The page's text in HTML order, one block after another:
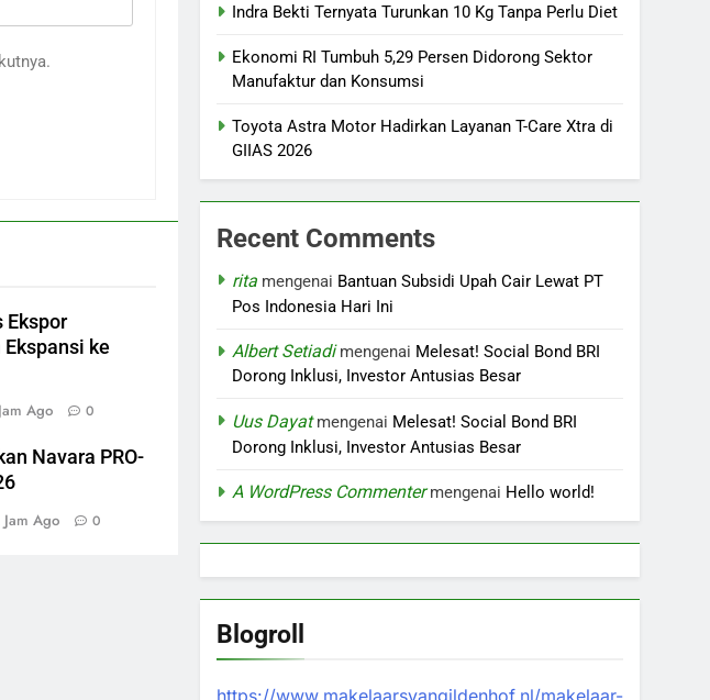
Ekspor
ke
Ago 0
Navara PRO-
Jam Ago 0
Indra Bekti Ternyata Turunkan 10 Kg Tanpa Perlu Diet
Ekonomi RI Tumbuh 5,29 Persen Didorong Sektor
Manufaktur dan Konsumsi
Toyota Astra Motor Hadirkan Layanan T-Care Xtra di
GIIAS 2026
Recent Comments
rita mengenai Bantuan Subsidi Upah Cair Lewat PT
Pos Indonesia Hari Ini
Albert Setiadimengenai Melesat! Social Bond BRI
Dorong Inklusi, Investor Antusias Besar
Uus Dayatmengenai Melesat! Social Bond BRI
Dorong Inklusi, Investor Antusias Besar
A WordPress Commentermengenai Hello world!
Blogroll
https://www.makelaarsvangildenhof.nl/makelaar-